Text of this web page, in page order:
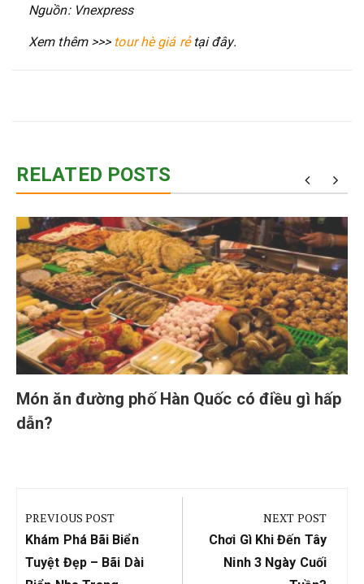
Nguồn: Vnexpress
Xem thêm >>> tour hè giá rẻtại đây.
RELATED POSTS
Món ăn đường phố Hàn Quốc có điều gì hấp
dẫn?
hướng
bài
viết
PREVIOUS POST
Previous
Post:
Khám Phá Bãi Biển
Tuyệt Đẹp – Bãi Dài
NEXT POST
Next
Post:
Chơi Gì Khi Đến Tây
Ninh 3 Ngày Cuối